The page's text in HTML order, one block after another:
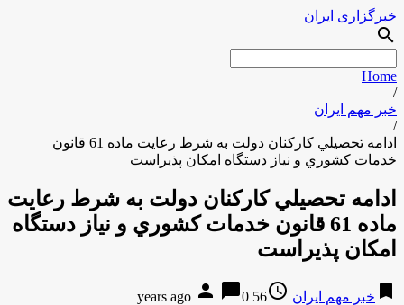
خبرگزاری ایران
search
Home
/
خبر مهم ایران
/
ادامه تحصيلي كاركنان دولت به شرط رعايت ماده 61 قانون
خدمات كشوري و نياز دستگاه امكان پذيراست
ادامه تحصيلي كاركنان دولت به شرط رعايت
ماده 61 قانون خدمات كشوري و نياز دستگاه
امكان پذيراست
bookmark خبر مهم ایران access_time
56 years ago
person chat_bubble0